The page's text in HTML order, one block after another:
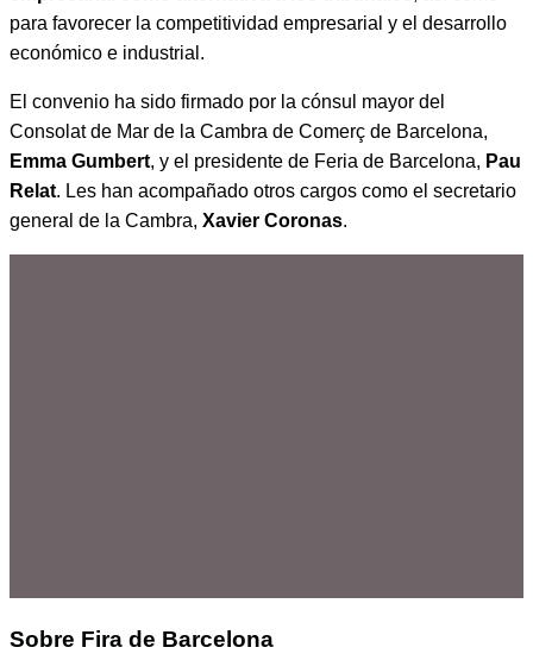
para favorecer la competitividad empresarial y el desarrollo
económico e industrial.
El convenio ha sido firmado por la cónsul mayor del
Consolat de Mar de la Cambra de Comerç de Barcelona,
Emma Gumbert, y el presidente de Feria de Barcelona, Pau
Relat. Les han acompañado otros cargos como el secretario
general de la Cambra, Xavier Coronas.
Sobre Fira de Barcelona